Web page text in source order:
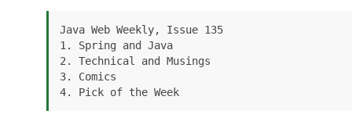
Java Web Weekly, Issue 135
1. Spring and Java
2. Technical and Musings
3. Comics
4. Pick of the Week